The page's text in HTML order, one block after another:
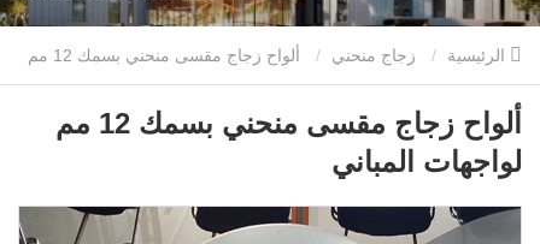
زجاج منحني ألواح زجاج مقسى منحني بسمك 12 مم
لواجهات المباني
ألواح زجاج مقسى منحني بسمك 12 مم
لواجهات المباني